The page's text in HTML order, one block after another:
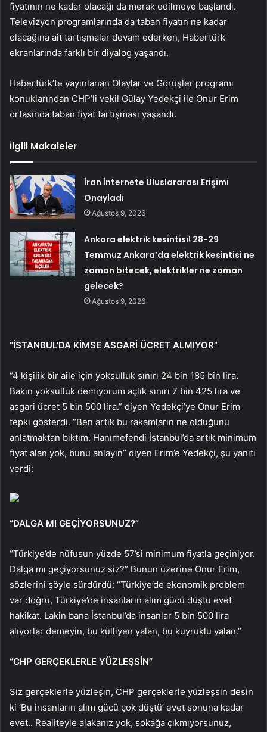
fiyatının ne kadar olacağı da merak edilmeye başlandı.
Televizyon programlarında da taban fiyatın ne kadar
olacağına ait tartışmalar devam ederken, Habertürk
ekranlarında farklı bir diyalog yaşandı.
Habertürk’te yayınlanan Olaylar ve Görüşler programı
konuklarından CHP’li vekil Gülay Yedekçi ile Onur Erim
ortasında taban fiyat tartışması yaşandı.
İlgili Makaleler
İran İnternete Uluslararası Erişimi
Onayladı
Ağustos 9, 2026
Ankara elektrik kesintisi! 28-29
Temmuz Ankara’da elektrik kesintisi ne
zaman bitecek, elektrikler ne zaman
gelecek?
Ağustos 9, 2026
“İSTANBUL’DA KİMSE ASGARİ ÜCRET ALMIYOR”
“4 kişilik bir aile için yoksulluk sınırı 24 bin 185 bin lira.
Bakın yoksulluk demiyorum açlık sınırı 7 bin 425 lira ve
asgari ücret 5 bin 500 lira.” diyen Yedekçi’ye Onur Erim
tepki gösterdi. “Ben artık bu rakamların ne olduğunu
anlatmaktan bıktım. Hanımefendi İstanbul’da artık minimum
fiyat alan yok, bunu anlayın” diyen Erim’e Yedekçi, şu yanıtı
verdi:
“DALGA MI GEÇİYORSUNUZ?”
“Türkiye’de nüfusun yüzde 57’si minimum fiyatla geçiniyor.
Dalga mı geçiyorsunuz siz?” Bunun üzerine Onur Erim,
sözlerini şöyle sürdürdü: “Türkiye’de ekonomik problem
var doğru, Türkiye’de insanların alım gücü düştü evet
hakikat. Lakin bana İstanbul’da insanlar 5 bin 500 lira
alıyorlar demeyin, bu külliyen yalan, bu kuyruklu yalan.”
“CHP GERÇEKLERLE YÜZLEŞSİN”
Siz gerçeklerle yüzleşin, CHP gerçeklerle yüzleşsin desin
ki ‘Bu insanların alım gücü çok düştü’ evet sonuna kadar
evet.. Realiteyle alakanız yok, sokağa çıkmıyorsunuz,